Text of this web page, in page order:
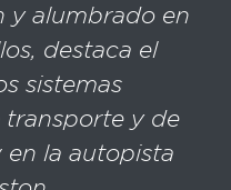
y alumbrado en
destaca el
sistemas
transporte y de
la autopista